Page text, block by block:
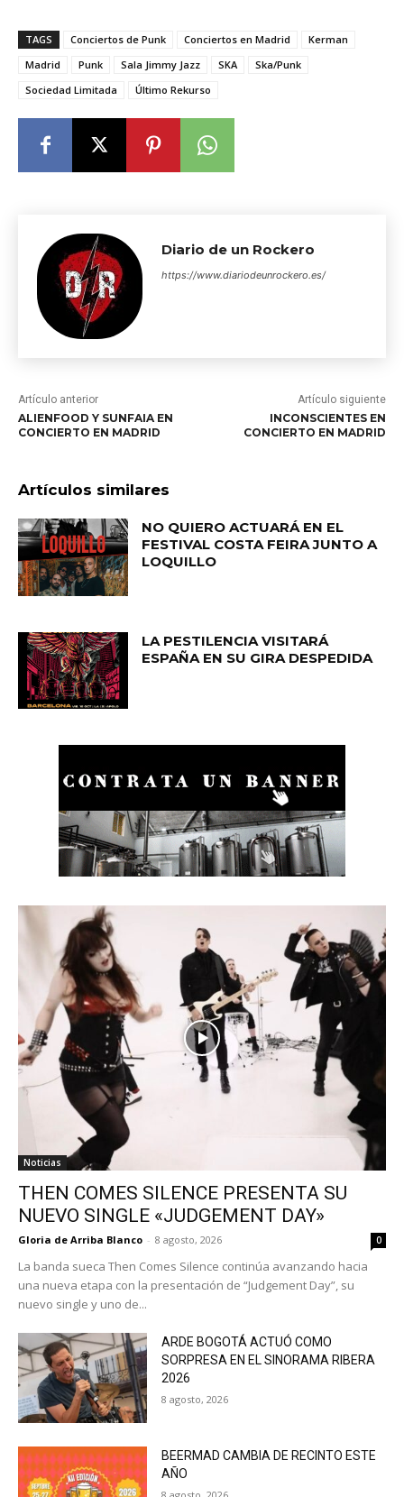
TAGS Conciertos de Punk Conciertos en Madrid
Kerman
Madrid
Punk Sala Jimmy Jazz SKA
Ska/Punk
Sociedad Limitada
Último Rekurso
Diario de un Rockero
https://www.diariodeunrockero.es/
Artículo anterior
ALIENFOOD Y SUNFAIA EN
CONCIERTO EN MADRID
Artículo siguiente
INCONSCIENTES EN
CONCIERTO EN MADRID
Artículos similares
NO QUIERO ACTUARÁ EN EL
FESTIVAL COSTA FEIRA JUNTO A
LOQUILLO
LA PESTILENCIA VISITARÁ
ESPAÑA EN SU GIRA DESPEDIDA
Noticias
THEN COMES SILENCE PRESENTA SU
NUEVO SINGLE «JUDGEMENT DAY»
Gloria de Arriba Blanco - 8 agosto, 2026 0
La banda sueca Then Comes Silence continúa avanzando hacia
una nueva etapa con la presentación de “Judgement Day”, su
nuevo single y uno de...
ARDE BOGOTÁ ACTUÓ COMO
SORPRESA EN EL SINORAMA RIBERA
2026
8 agosto, 2026
BEERMAD CAMBIA DE RECINTO ESTE
AÑO